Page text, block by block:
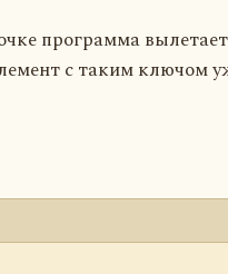
программа
с таким ключом